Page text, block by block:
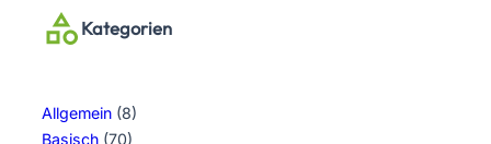
Kategorien
Allgemein (8)
Basisch (70)